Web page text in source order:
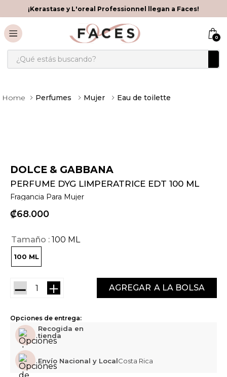
¡Kerastase y L'oreal Professionnel llegan a Faces!
0
¿Qué estás buscando?
Perfumes Mujer Eau de toilette
DOLCE & GABBANA
PERFUME DYG LIMPERATRICE EDT 100 ML
Fragancia Para Mujer
₡68 000
Tamaño 100 ML
100 ML
＋
－ AGREGAR
Opciones de entrega:
Recogida en
tienda
Envío Nacional y LocalCosta Rica